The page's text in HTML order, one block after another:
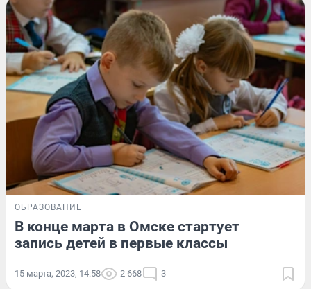
ОБРАЗОВАНИЕ
В конце марта в Омске стартует
запись детей в первые классы
15 марта, 2023, 14:58 2 668 3